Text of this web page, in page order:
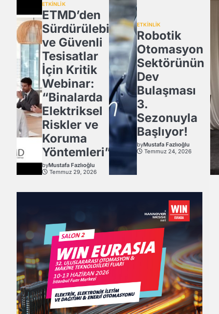
ETKİNLİK
ETMD’den
Sürdürülebilir
ve Güvenli
Tesisatlar
İçin Kritik
Webinar:
“Binalarda
Elektriksel
Riskler ve
Koruma
Yöntemleri”
byMustafa Fazlıoğlu
Temmuz 29, 2026
ETKİNLİK
Robotik
Otomasyon
Sektörünün
Dev
Bulaşması
3.
Sezonuyla
Başlıyor!
byMustafa Fazlıoğlu
Temmuz 24, 2026